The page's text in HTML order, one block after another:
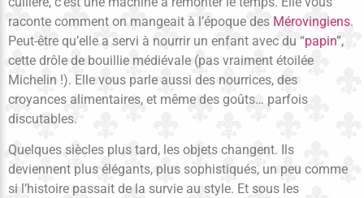
raconte comment on mangeait à l’époque des Mérovingiens.
Peut-être qu’elle a servi à nourrir un enfant avec du “papin”,
cette drôle de bouillie médiévale (pas vraiment étoilée
Michelin !). Elle vous parle aussi des nourrices, des
croyances alimentaires, et même des goûts… parfois
discutables.
Quelques siècles plus tard, les objets changent. Ils
deviennent plus élégants, plus sophistiqués, un peu comme
si l’histoire passait de la survie au style. Et sous les